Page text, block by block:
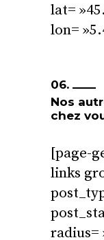
lat=
lon=
06.
Nos
chez
[page-
links
radius=